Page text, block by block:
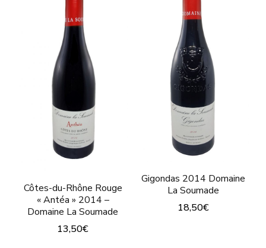
Côtes-du-Rhône Rouge
« Antéa » 2014 –
Domaine La Soumade
13,50€
Gigondas 2014 Domaine
La Soumade
18,50€